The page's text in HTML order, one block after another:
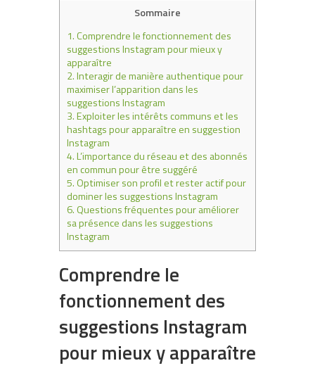
Sommaire
1.Comprendre le fonctionnement des
suggestions Instagram pour mieux y
apparaître
2.Interagir de manière authentique pour
maximiser l’apparition dans les
suggestions Instagram
3.Exploiter les intérêts communs et les
hashtags pour apparaître en suggestion
Instagram
4.L’importance du réseau et des abonnés
en commun pour être suggéré
5.Optimiser son profil et rester actif pour
dominer les suggestions Instagram
6.Questions fréquentes pour améliorer
sa présence dans les suggestions
Instagram
Comprendre le
fonctionnement des
suggestions Instagram
pour mieux y apparaître